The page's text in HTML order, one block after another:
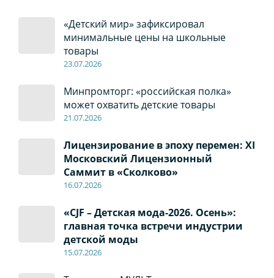
«Детский мир» зафиксировал
минимальные цены на школьные
товары
23.07.2026
Минпромторг: «российская полка»
может охватить детские товары
21.07.2026
Лицензирование в эпоху перемен: XI
Московский Лицензионный
Саммит в «Сколково»
16.07.2026
«CJF – Детская мода-2026. Осень»:
главная точка встречи индустрии
детской моды
15.07.2026